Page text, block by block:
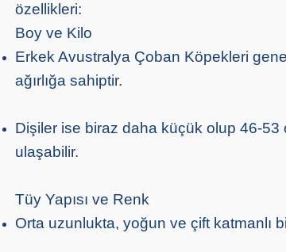
özellikleri:
Boy ve Kilo
Erkek Avustralya Çoban Köpekleri
ağırlığa sahiptir.
Dişiler ise biraz daha küçük olup 46-53
ulaşabilir.
Tüy Yapısı ve Renk
Orta uzunlukta, yoğun ve çift katmanlı